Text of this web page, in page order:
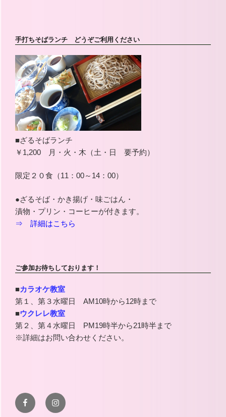
手打ちそばランチ どうぞご利用ください
■ざるそばランチ
￥1,200 月・火・木（土・日 要予約）
限定２０食（11：00～14：00）
●ざるそば・かき揚げ・味ごはん・
漬物・プリン・コーヒーが付きます。
⇒ 詳細はこちら
ご参加お待ちしております！
■カラオケ教室
第１、第３水曜日 AM10時から12時まで
■ウクレレ教室
第２、第４水曜日 PM19時半から21時半まで
※詳細はお問い合わせください。
FacebookInstagram